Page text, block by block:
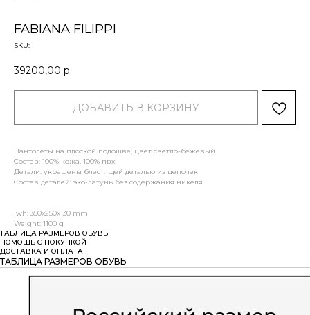
FABIANA FILIPPI
SKU:
39200,00 р.
ДОБАВИТЬ В КОРЗИНУ
Пантолеты на плоской подошве, цвет светло-бежевый
Состав: 100% кожа, 100% пвх
Детали: украшены блестящей деталью из цепочек
Состав деталей: эко-латунь без содержания никеля
lwh: 350x250x130 mm
Weight: 1100 g
ТАБЛИЦА РАЗМЕРОВ ОБУВЬ
ПОМОЩЬ С ПОКУПКОЙ
ДОСТАВКА И ОПЛАТА
ТАБЛИЦА РАЗМЕРОВ ОБУВЬ